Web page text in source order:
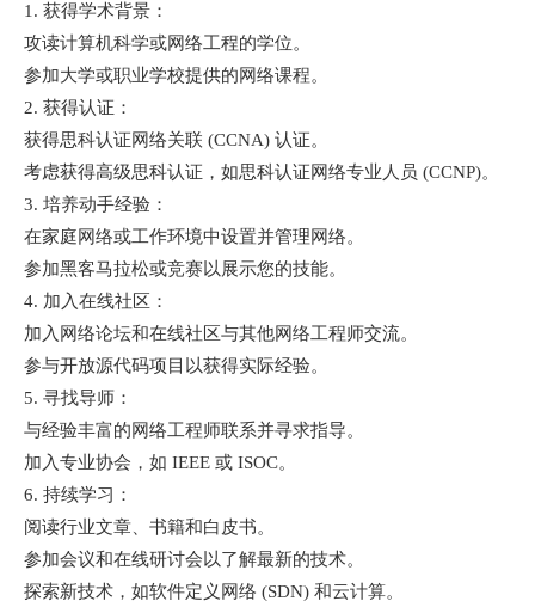
1. 获得学术背景：
攻读计算机科学或网络工程的学位。
参加大学或职业学校提供的网络课程。
2. 获得认证：
获得思科认证网络关联 (CCNA) 认证。
考虑获得高级思科认证，如思科认证网络专业人员 (CCNP)。
3. 培养动手经验：
在家庭网络或工作环境中设置并管理网络。
参加黑客马拉松或竞赛以展示您的技能。
4. 加入在线社区：
加入网络论坛和在线社区与其他网络工程师交流。
参与开放源代码项目以获得实际经验。
5. 寻找导师：
与经验丰富的网络工程师联系并寻求指导。
加入专业协会，如 IEEE 或 ISOC。
6. 持续学习：
阅读行业文章、书籍和白皮书。
参加会议和在线研讨会以了解最新的技术。
探索新技术，如软件定义网络 (SDN) 和云计算。